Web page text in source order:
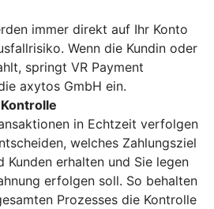
immer direkt auf Ihr Konto
Wenn die Kundin oder
springt VR Payment
axytos GmbH ein.
in Echtzeit verfolgen
welches Zahlungsziel
Kunden erhalten und Sie legen
erfolgen soll. So behalten
Prozesses die Kontrolle